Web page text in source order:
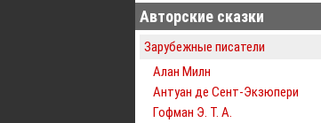
Авторские сказки
Зарубежные писатели
Алан Милн
Антуан де Сент-Экзюпери
Гофман Э. Т. А.